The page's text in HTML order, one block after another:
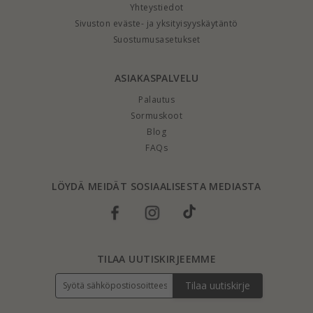
Yhteystiedot
Sivuston eväste- ja yksityisyyskäytäntö
Suostumusasetukset
ASIAKASPALVELU
Palautus
Sormuskoot
Blog
FAQs
LÖYDÄ MEIDÄT SOSIAALISESTA MEDIASTA
TILAA UUTISKIRJEEMME
Tilaa uutiskirje